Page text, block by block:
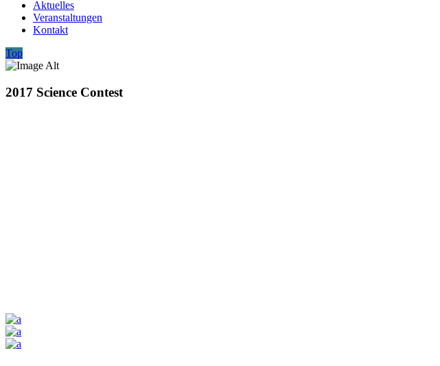
Aktuelles
Veranstaltungen
Kontakt
Top
2017 Science Contest